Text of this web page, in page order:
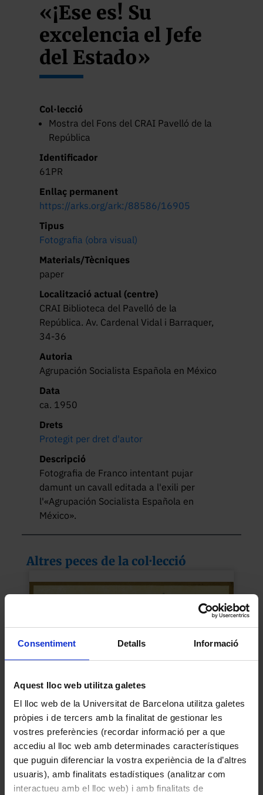
Consentiment Detalls Informació
Aquest lloc web utilitza galetes
El lloc web de la Universitat de Barcelona utilitza galetes
pròpies i de tercers amb la finalitat de gestionar les
vostres preferències (recordar informació per a que
accediu al lloc web amb determinades característiques
que puguin diferenciar la vostra experiència de la d’altres
usuaris), amb finalitats estadístiques (analitzar com
interactueu amb el lloc web) i amb finalitats de
«¡Ese es! Su
excelencia el Jefe
del Estado»
Col·lecció
Mostra del Fons del CRAI Pavelló de la
República
Identificador
61PR
Enllaç permanent
https://arks.org/ark:/88586/16905
Tipus
Fotografia (obra visual)
Materials/Tècniques
paper
Localització actual (centre)
CRAI Biblioteca del Pavelló de la
República. Av. Cardenal Vidal i Barraquer,
34-36
Autoria
Agrupación Socialista Española en México
Data
ca. 1950
Drets
Protegit per dret d'autor
Descripció
Fotografia de Franco intentant pujar
damunt un cavall editada a l'exili per
l'«Agrupación Socialista Española en
México».
Altres peces de la col·lecció
Menú del viatge del vaixell Bremen de la
companyia North German Lloyd de Nova York a
Cherbourg, Southampton i Bremen
1931-06-16